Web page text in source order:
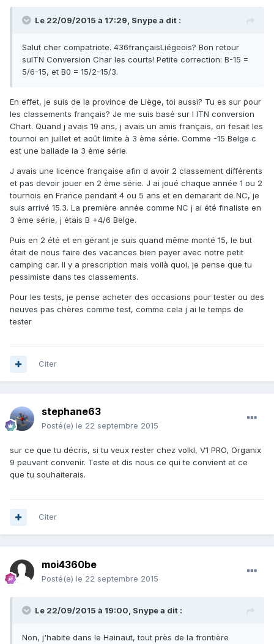
Le 22/09/2015 à 17:29, Snype a dit :
Salut cher compatriote. 436françaisLiégeois? Bon retour
suITN Conversion Char les courts! Petite correction: B-15 =
5/6-15, et B0 = 15/2-15/3.
En effet, je suis de la province de Liège, toi aussi? Tu es sur pour
les classements français? Je me suis basé sur l ITN conversion
Chart. Quand j avais 19 ans, j avais un amis français, on fesait les
tournoi en juillet et août limite à 3 ème série. Comme -15 Belge c
est une ballade la 3 ème série.
J avais une licence française afin d avoir 2 classement différents
et pas devoir jouer en 2 ème série. J ai joué chaque année 1 ou 2
tournois en France pendant 4 ou 5 ans et en demarant de NC, je
suis arrivé 15.3. La première année comme NC j ai été finaliste en
3 ème série, j étais B +4/6 Belge.
Puis en 2 été et en gérant je suis quand même monté 15, le but
était de nous faire des vacances bien payer avec notre petit
camping car. Il y a prescription mais voilà quoi, je pense que tu
pessimiste dans tes classements.
Pour les tests, je pense acheter des occasions pour tester ou des
neuves pas chères comme test, comme cela j ai le temps de
tester
Citer
stephane63
Posté(e) le 22 septembre 2015
sur ce que tu décris, si tu veux rester chez volkl, V1 PRO, Organix
9 peuvent convenir. Teste et dis nous ce qui te convient et ce
que tu souhaiterais.
Citer
moi4360be
Posté(e) le 22 septembre 2015
Le 22/09/2015 à 19:00, Snype a dit :
Non, j'habite dans le Hainaut, tout près de la frontière